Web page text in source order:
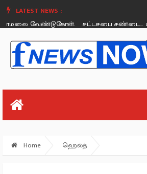
LATEST NEWS :
வேண்டுகோள்.
சட்டசபை சண்டை…
Sunday, August 26
Home ஹெல்த்